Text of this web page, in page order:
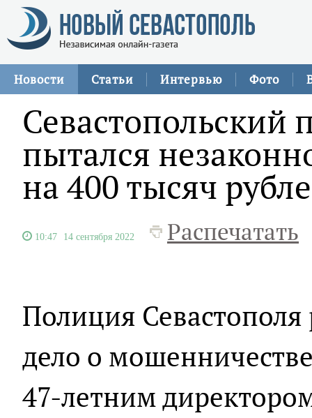
Новости Статьи Интервью Фото
Севастопольский
пытался
на 400 тысяч
10:47 14 сентября 2022 Распечатать
Полиция Севастополя
дело о
47-летним